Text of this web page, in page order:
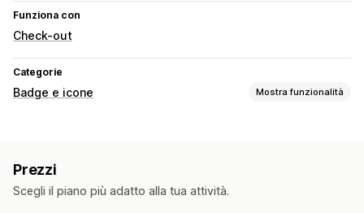
Funziona con
Check-out
Categorie
Badge e icone Mostra funzionalità
Funzionalità del prodotto
Spedizione Social media Affidabilità
Prezzi
Scegli il piano più adatto alla tua attività.